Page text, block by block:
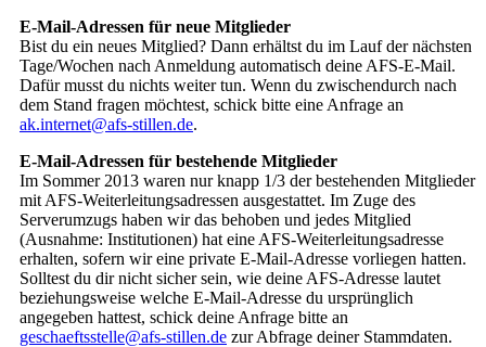
E-Mail-Adressen für neue Mitglieder
Bist du ein neues Mitglied? Dann erhältst du im Lauf der nächsten
Tage/Wochen nach Anmeldung automatisch deine AFS-E-Mail.
Dafür musst du nichts weiter tun. Wenn du zwischendurch nach
dem Stand fragen möchtest, schick bitte eine Anfrage an
ak.internet@afs-stillen.de.
E-Mail-Adressen für bestehende Mitglieder
Im Sommer 2013 waren nur knapp 1/3 der bestehenden Mitglieder
mit AFS-Weiterleitungsadressen ausgestattet. Im Zuge des
Serverumzugs haben wir das behoben und jedes Mitglied
(Ausnahme: Institutionen) hat eine AFS-Weiterleitungsadresse
erhalten, sofern wir eine private E-Mail-Adresse vorliegen hatten.
Solltest du dir nicht sicher sein, wie deine AFS-Adresse lautet
beziehungsweise welche E-Mail-Adresse du ursprünglich
angegeben hattest, schick deine Anfrage bitte an
geschaeftsstelle@afs-stillen.de zur Abfrage deiner Stammdaten.